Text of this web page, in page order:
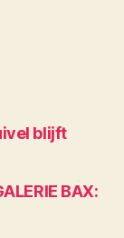
blijft
BAX: